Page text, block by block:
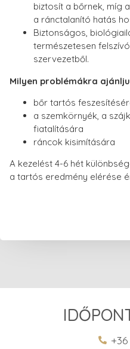
biztosít a bőrnek, míg
a ránctalanító hatás
Biztonságos,
természetesen
szervezetből.
Milyen problémákra
bőr tartós
a szemkörnyék, a
fiatalítására
ráncok kisimítására
A kezelést 4-6 hét
a tartós eredmény elérése